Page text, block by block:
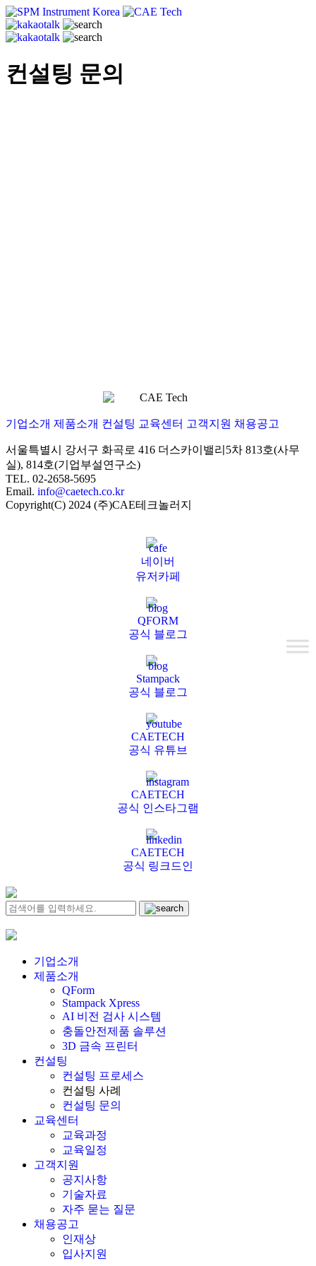
CAE Technology
씨에이이테크놀러지
컨설팅 문의
기업소개 제품소개 컨설팅 교육센터 고객지원 채용공고
서울특별시 강서구 화곡로 416 더스카이밸리5차 813호(사무
실), 814호(기업부설연구소)
TEL. 02-2658-5695
Email. info@caetech.co.kr
Copyright(C) 2024 (주)CAE테크놀러지
네이버
유저카페
QFORM
공식 블로그
Stampack
공식 블로그
CAETECH
공식 유튜브
CAETECH
공식 인스타그램
CAETECH
공식 링크드인
기업소개
제품소개
QForm
Stampack Xpress
AI 비전 검사 시스템
충돌안전제품 솔루션
3D 금속 프린터
컨설팅
컨설팅 프로세스
컨설팅 사례
컨설팅 문의
교육센터
교육과정
교육일정
고객지원
공지사항
기술자료
자주 묻는 질문
채용공고
인재상
입사지원